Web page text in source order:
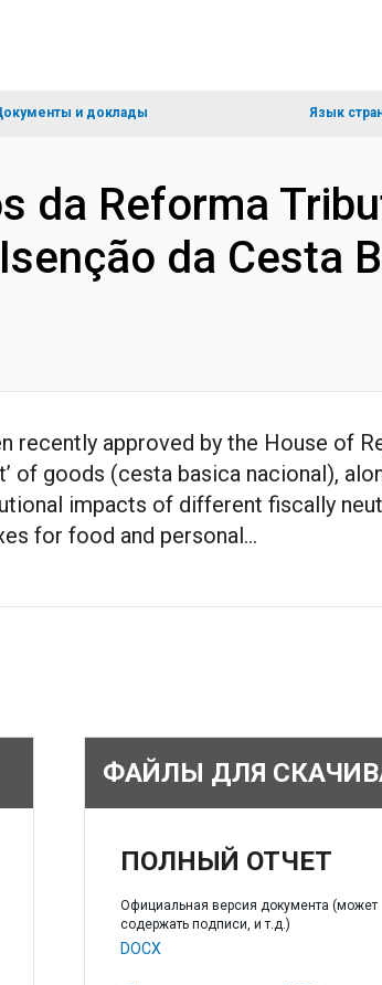
и доклады Язык
da Reforma
da Cesta
recently approved by the House of
of goods (cesta basica nacional),
impacts of different fiscally
for food and personal...
ФАЙЛЫ ДЛЯ
ПОЛНЫЙ ОТЧЕТ
Официальная версия документа (может
содержать подписи, и т.д.)
DOCX